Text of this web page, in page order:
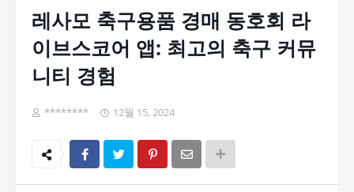
레사모 축구용품 경매 동호회 라
이브스코어 앱: 최고의 축구 커뮤
니티 경험
******** 12월 15, 2024